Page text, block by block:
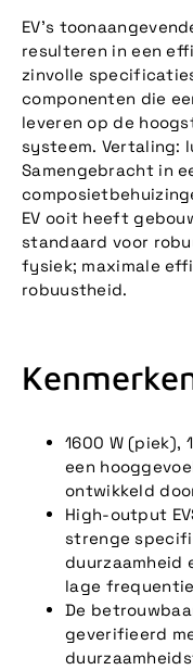
EV's
resulteren in een
zinvolle
componenten die
leveren op de
systeem. Vertaling:
Samengebracht in
EV ooit heeft
standaard voor
fysiek; maximale
robuustheid.
1600 W (piek),
een
ontwikkeld
High-output
strenge
duurzaamheid
lage
De
geverifieerd